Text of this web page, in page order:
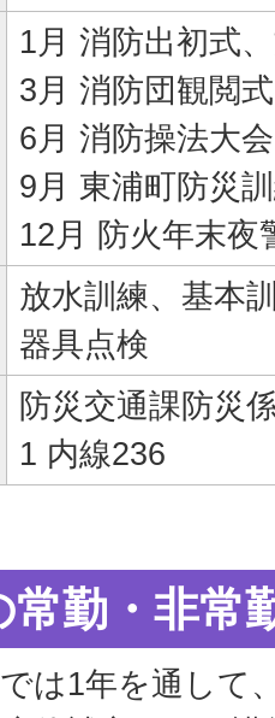
1月 消防出初式
3月 消防団観閲式
6月 消防操法大会
9月 東浦町防災
12月 防火年末夜
放水訓練、基本
器具点検
防災交通課防災
1 内線236
常勤・非常
は1年を通して